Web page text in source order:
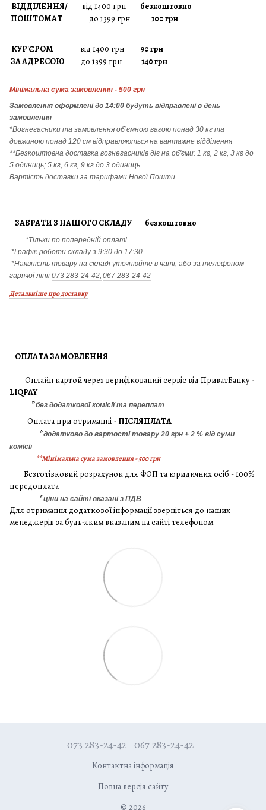
ВІДДІЛЕННЯ/ від 1400 грн безкоштовно
ПОШТОМАТ до 1399 грн 100 грн
КУР'ЄРОМ від 1400 грн 90 грн
ЗА АДРЕСОЮ до 1399 грн 140 грн
Мінімальна сума замовлення - 500 грн
Замовлення оформлені до 14:00 будуть відправлені в день
замовлення
*Вогнегасники та замовлення об’ємною вагою понад 30 кг та
довжиною понад 120 см відправляються на вантажне відділення
**Безкоштовна доставка вогнегасників діє на об'єми: 1 кг, 2 кг, 3 кг до
5 одиниць; 5 кг, 6 кг, 9 кг до 3 одиниць.
Вартість доставки за тарифами Нової Пошти
ЗАБРАТИ З НАШОГО СКЛАДУ безкоштовно
*Тільки по попередній оплаті
*Графік роботи складу з 9:30 до 17:30
*Наявність товару на складі уточнюйте в чаті, або за телефоном
гарячої лінії073 283-24-42, 067 283-24-42
Детальніше про доставку
ОПЛАТА ЗАМОВЛЕННЯ
Онлайн картой через верифікований сервіс від ПриватБанку -
LIQPAY
*без додаткової комісії та переплат
Оплата при отриманні - ПІСЛЯПЛАТА
*додатково до вартості товару 20 грн + 2 % від суми
комісії
**Мінімальна сума замовлення - 500 грн
Безготівковий розрахунок для ФОП та юридичних осіб - 100%
передоплата
*ціни на сайті вказані з ПДВ
Для отримання додаткової інформації зверніться до наших
менеджерів за будь-яким вказаним на сайті телефоном.
073 283-24-42 067 283-24-42
Контактна інформація
Повна версія сайту
© 2026